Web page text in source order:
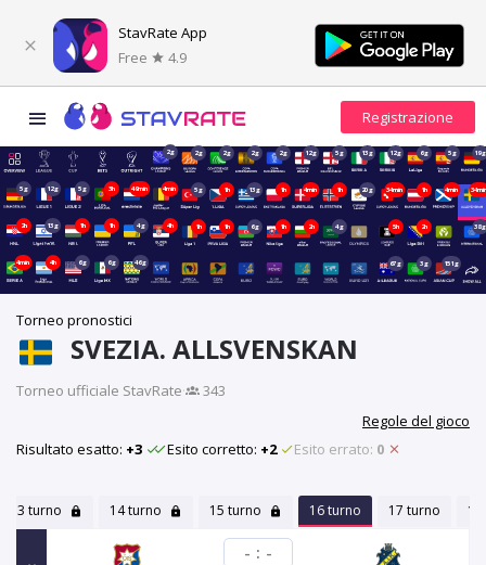
StavRate App
Free
4.9
2g 2g 2g 2g 2g 12g 5g 13g 12g 6g 5g 19g
5g 12g 5g 3h 49min 4min 5g 1h 13g 1h 4min 1h 20g 34min 1h 4min
2h 13g 1h 1h 4g 4h 1h 1h 6g 1h 2h 4g 5h 2h 38g
4min 4h 6g 6g 46g 67g 3g 151g
Torneo pronostici
SVEZIA. ALLSVENSKAN
Torneo ufficiale StavRate·
343
Regole del gioco
Risultato esatto: +3 Esito corretto: +2 Esito errato: 0
13 turno 14 turno 15 turno 16 turno 17 turno
- : -